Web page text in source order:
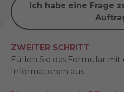
Ich habe eine Frage
ZWEITER SCHRITT
Füllen Sie das Formular
Informationen aus.